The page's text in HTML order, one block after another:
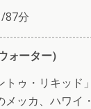
87分
ォーター）
トゥ・リキッド
メッカ、ハワイ